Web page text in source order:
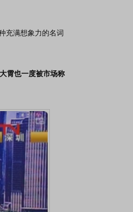
满想象力的名词
霄也一度被市场称